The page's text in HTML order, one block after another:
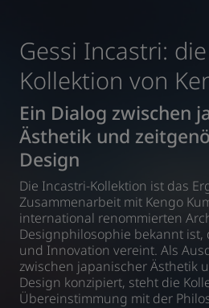
Gessi Incastri:
Kollektion von
Ein Dialog zwischen
Ästhetik und
Design
Die Incastri-Kollektion ist das
Zusammenarbeit mit Kengo
international renommierten
Designphilosophie bekannt ist,
und Innovation vereint. Als
zwischen japanischer Ästhetik
Design konzipiert, steht die
Übereinstimmung mit der